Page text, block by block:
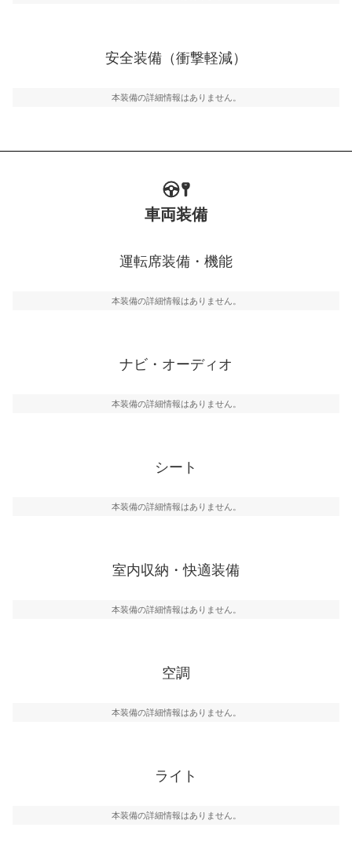
万が一車体が衝撃を受けたときに、運転者・同乗者を守
るSRSエアバッグシステム、プリテンショナーシートベ
安全装備（衝撃軽減）
本装備の詳細情報はありません。
車両装備
運転席装備・機能
本装備の詳細情報はありません。
ナビ・オーディオ
本装備の詳細情報はありません。
シート
本装備の詳細情報はありません。
室内収納・快適装備
本装備の詳細情報はありません。
空調
本装備の詳細情報はありません。
ライト
本装備の詳細情報はありません。